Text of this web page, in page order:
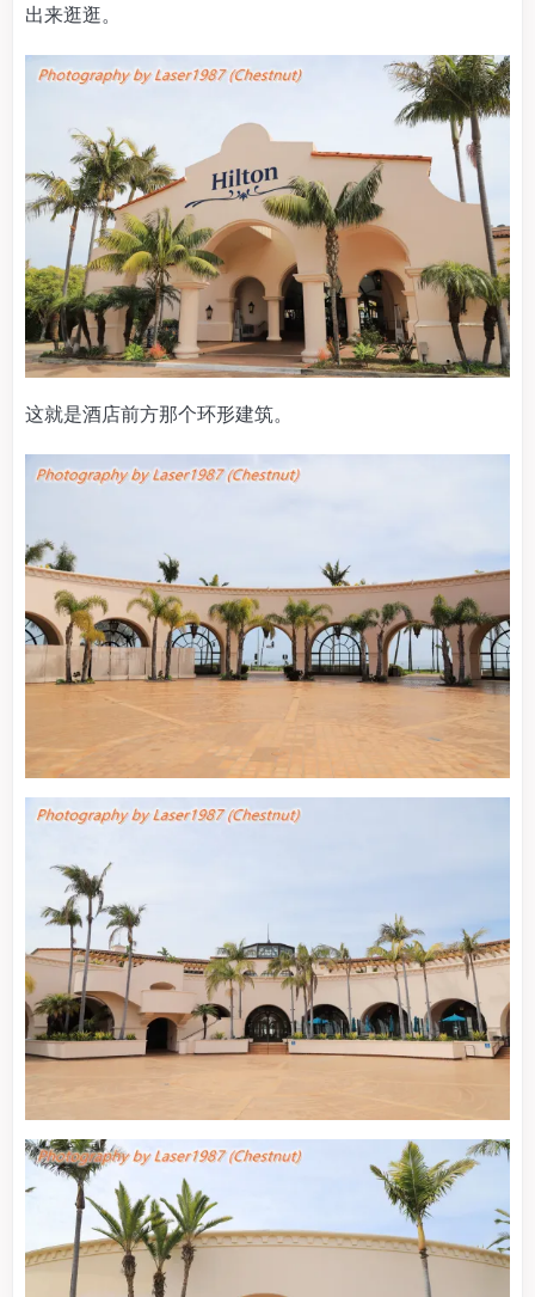
出来逛逛。
这就是酒店前方那个环形建筑。